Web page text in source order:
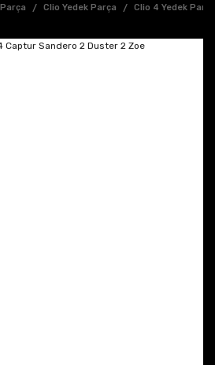
Clio Yedek Parça Clio 4 Yedek